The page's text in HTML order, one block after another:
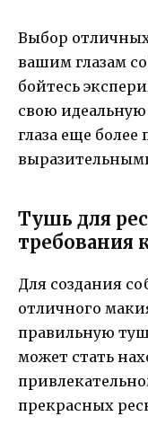
Выбор
вашим глазам
бойтесь
свою
глаза еще
Тушь для
требования
Для создания
отличного
правильную
может стать
прекрасных